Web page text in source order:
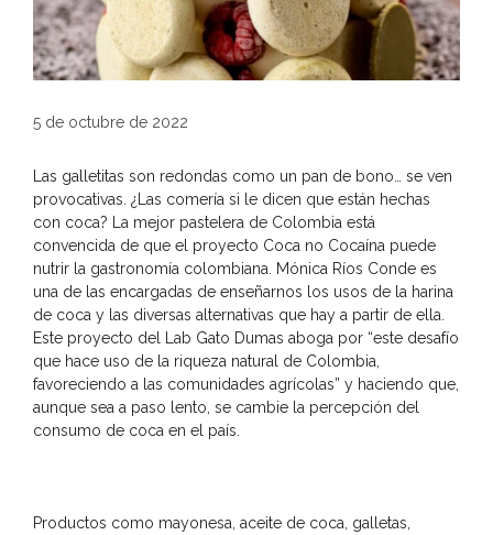
5 de octubre de 2022
Las galletitas son redondas como un pan de bono… se ven
provocativas. ¿Las comería si le dicen que están hechas
con coca? La mejor pastelera de Colombia está
convencida de que el proyecto Coca no Cocaína puede
nutrir la gastronomía colombiana. Mónica Ríos Conde es
una de las encargadas de enseñarnos los usos de la harina
de coca y las diversas alternativas que hay a partir de ella.
Este proyecto del Lab Gato Dumas aboga por “este desafío
que hace uso de la riqueza natural de Colombia,
favoreciendo a las comunidades agrícolas” y haciendo que,
aunque sea a paso lento, se cambie la percepción del
consumo de coca en el país.
Productos como mayonesa, aceite de coca, galletas,